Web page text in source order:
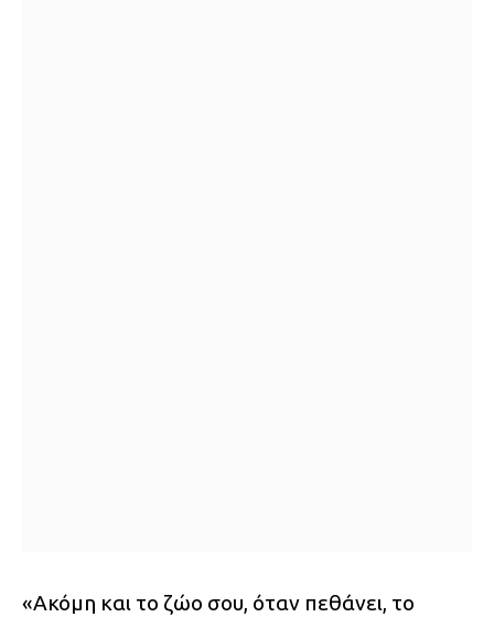
«Ακόμη και το ζώο σου, όταν πεθάνει, το